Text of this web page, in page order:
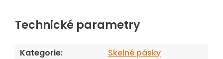
Technické parametry
Kategorie:
Skelné pásky